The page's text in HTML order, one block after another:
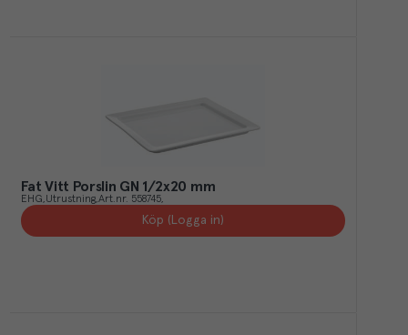
Fat Vitt Porslin GN 1/2x20 mm
EHG Utrustning Art.nr. 558745
Köp (Logga in)